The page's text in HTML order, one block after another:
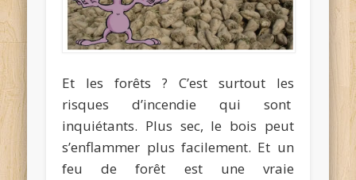
Et les forêts ? C’est surtout les
risques d’incendie qui sont
inquiétants. Plus sec, le bois peut
s’enflammer plus facilement. Et un
feu de forêt est une vraie